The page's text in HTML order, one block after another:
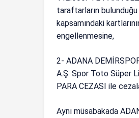
taraftarların
kapsamındaki
engellenmesine,
2- ADANA
A.Ş. Spor Toto Süper
PARA CEZASI ile
Aynı müsabakada